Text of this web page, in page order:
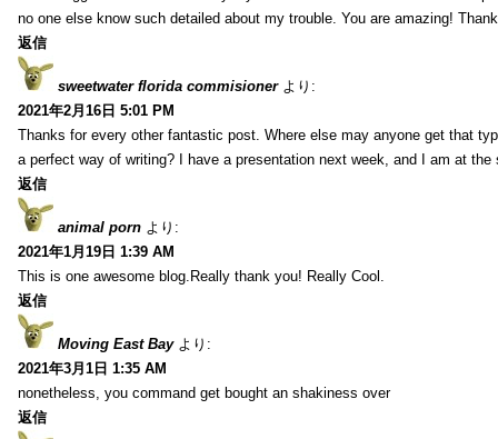
no one else know such detailed about my trouble. You are amazing!
返信
sweetwater florida commisioner より:
2021年2月16日 5:01 PM
Thanks for every other fantastic post. Where else may anyone get that
a perfect way of writing? I have a presentation next week, and I am at the
返信
animal porn より:
2021年1月19日 1:39 AM
This is one awesome blog.Really thank you! Really Cool.
返信
Moving East Bay より:
2021年3月1日 1:35 AM
nonetheless, you command get bought an shakiness over
返信